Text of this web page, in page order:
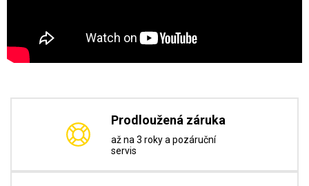
Prodloužená záruka
až na 3 roky a pozáruční
servis